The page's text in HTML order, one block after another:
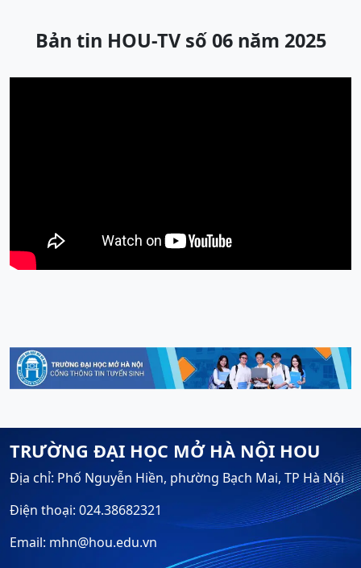
Bản tin HOU-TV số 06 năm 2025
TRƯỜNG ĐẠI HỌC MỞ HÀ NỘI HOU
Địa chỉ: Phố Nguyễn Hiền, phường Bạch Mai, TP Hà Nội
Điện thoại: 024.38682321
Email: mhn@hou.edu.vn